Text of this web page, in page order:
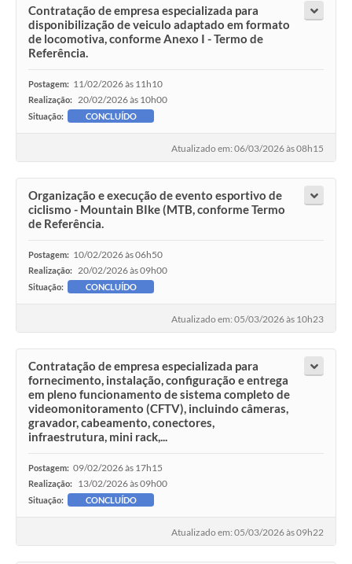
Contratação de empresa especializada para
disponibilização de veiculo adaptado em formato
de locomotiva, conforme Anexo I - Termo de
Referência.
Postagem: 11/02/2026 às 11h10
Realização: 20/02/2026 às 10h00
Situação: CONCLUÍDO
Atualizado em: 06/03/2026 às 08h15
Organização e execução de evento esportivo de
ciclismo - Mountain BIke (MTB, conforme Termo
de Referência.
Postagem: 10/02/2026 às 06h50
Realização: 20/02/2026 às 09h00
Situação: CONCLUÍDO
Atualizado em: 05/03/2026 às 10h23
Contratação de empresa especializada para
fornecimento, instalação, configuração e entrega
em pleno funcionamento de sistema completo de
videomonitoramento (CFTV), incluindo câmeras,
gravador, cabeamento, conectores,
infraestrutura, mini rack,...
Postagem: 09/02/2026 às 17h15
Realização: 13/02/2026 às 09h00
Situação: CONCLUÍDO
Atualizado em: 05/03/2026 às 09h22